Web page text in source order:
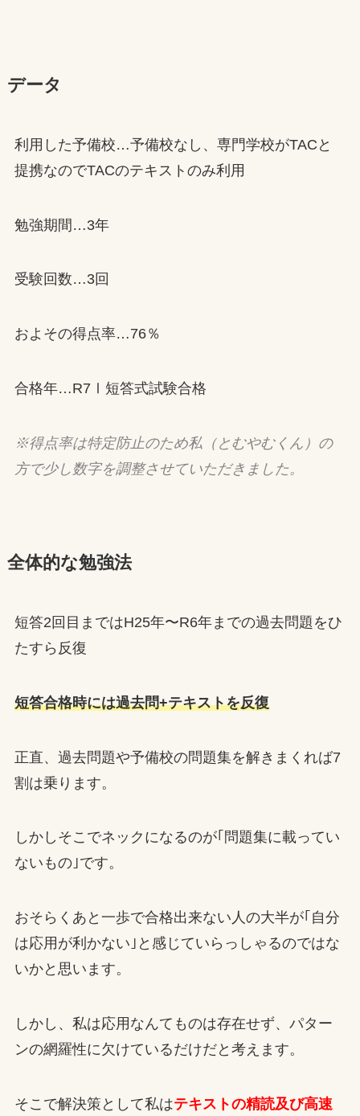
データ
利用した予備校…予備校なし、専門学校がTACと
提携なのでTACのテキストのみ利用
勉強期間…3年
受験回数…3回
およその得点率…76％
合格年…R7Ⅰ短答式試験合格
※得点率は特定防止のため私（とむやむくん）の
方で少し数字を調整させていただきました。
全体的な勉強法
短答2回目まではH25年〜R6年までの過去問題をひ
たすら反復
短答合格時には過去問+テキストを反復
正直、過去問題や予備校の問題集を解きまくれば7
割は乗ります。
しかしそこでネックになるのが｢問題集に載ってい
ないもの｣です。
おそらくあと一歩で合格出来ない人の大半が｢自分
は応用が利かない｣と感じていらっしゃるのではな
いかと思います。
しかし、私は応用なんてものは存在せず、パター
ンの網羅性に欠けているだけだと考えます。
そこで解決策として私はテキストの精読及び高速